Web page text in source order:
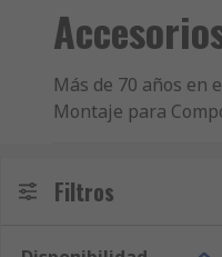
Más de 70 años en
Montaje para
países, que saben
Neumáticas o
que sea de alta
Filtros